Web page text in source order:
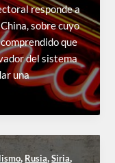
responde a
sobre cuyo
que
del sistema
una
, Rusia,Siria,